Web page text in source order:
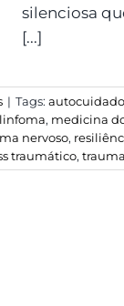
silenciosa
[...]
| Tags: autocuidado
linfoma, medicina
nervoso,
traumático, trauma